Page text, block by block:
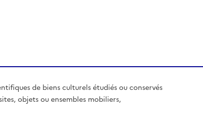
de biens culturels étudiés ou conservés
objets ou ensembles mobiliers,